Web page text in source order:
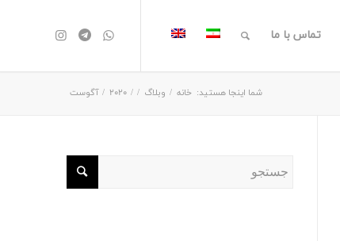
تماس با ما
شما اینجا هستید: خانه / وبلاگ /
/
2020
/ آگوست